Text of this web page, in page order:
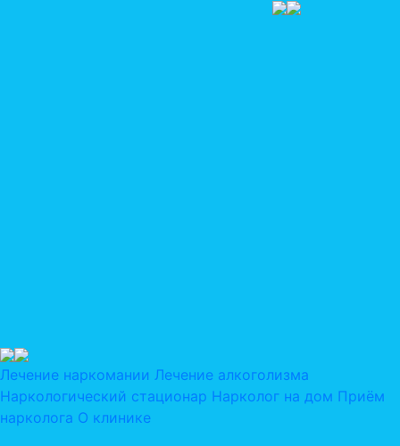
Лечение наркомании Лечение алкоголизма
Наркологический стационар Нарколог на дом Приём
нарколога О клинике